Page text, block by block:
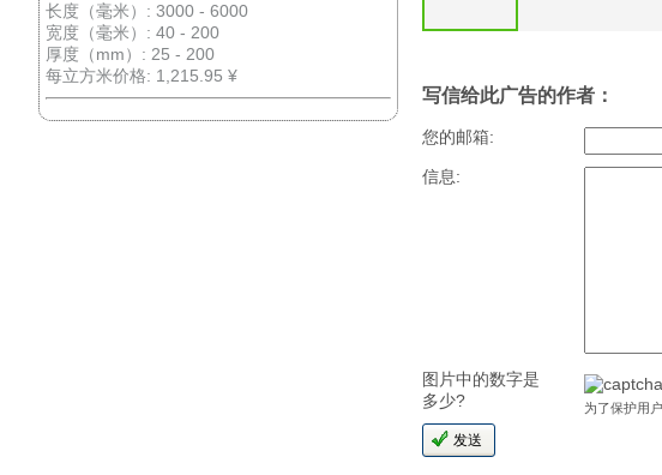
长度（毫米）: 3000 - 6000
宽度（毫米）: 40 - 200
厚度（mm）: 25 - 200
每立方米价格: 1,215.95 ¥
写信给此广告的作者：
您的邮箱:
信息:
图片中的数字是
多少?
为了保护用